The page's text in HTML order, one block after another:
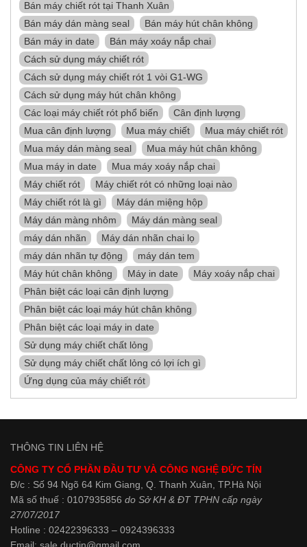
Bán máy chiết rót tại Thanh Xuân
Bán máy dán màng seal
Bán máy hút chân không
Bán máy in date
Bán máy xoáy nắp chai
Cách sử dụng máy chiết rót
Cách sử dụng máy chiết rót 1 vòi G1-WG
Cách sử dụng máy hút chân không
Các loại máy chiết rót phổ biến
Cân định lượng
Mua cân định lượng
Mua máy chiết
Mua máy chiết rót
Mua máy dán màng seal
Mua máy hút chân không
Mua máy in date
Mua máy xoáy nắp chai
Máy chiết rót
Máy chiết rót có những loại nào
Máy chiết rót là gì
Máy dán miệng hộp
Máy dán màng nhôm
Máy dán màng seal
máy dán nhãn
Máy dán nhãn chai lọ
máy dán nhãn tự động
máy dán tem
Máy hút chân không
Máy in date
Máy xoáy nắp chai
Phân biệt các loại cân định lượng
Phân biệt các loại máy hút chân không
Phân biệt các loại máy in date
Sử dụng máy chiết chất lỏng
Sử dụng máy chiết chất lỏng có lợi ích gì
Ứng dụng của máy chiết rót
THÔNG TIN LIÊN HỆ
CÔNG TY CỔ PHẦN ĐẦU TƯ VÀ CÔNG NGHỆ ĐỨC TÍN
Đ/c : Số 94 Ngõ 64 Kim Giang, Q. Thanh Xuân, TP.Hà Nội
Mã số thuế : 0107935856 do Sở KH & ĐT TPHN cấp ngày
27/07/2017
Hotline : 02422396333 – 0924396333
Email: sale.ductin@gmail.com